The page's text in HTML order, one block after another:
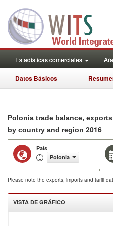
Estadísticas comerciales
Datos Básicos
Polonia trade balance,
by country and region 2016
País
Polonia
Please note the exports, imports and tariff
VISTA DE GRÁFICO